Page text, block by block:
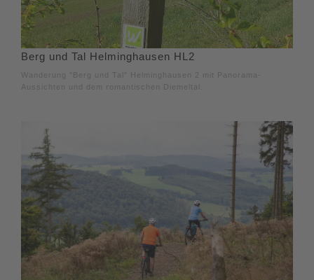
Berg und Tal Helminghausen HL2
Wanderung "Berg und Tal" Helminghausen 2 mit Panorama-
Aussichten und dem romantischen Diemeltal.